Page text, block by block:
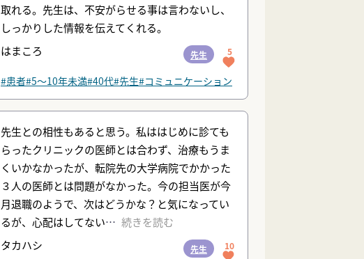
取れる。先生は、不安がらせる事は言わないし、
しっかりした情報を伝えてくれる。
はまころ
先生 5
#患者#5〜10年未満#40代#先生#コミュニケーション
先生との相性もあると思う。私ははじめに診ても
らったクリニックの医師とは合わず、治療もうま
くいかなかったが、転院先の大学病院でかかった
３人の医師とは問題がなかった。今の担当医が今
月退職のようで、次はどうかな？と気になってい
るが、心配はしてない
続きを読む
タカハシ
先生 10